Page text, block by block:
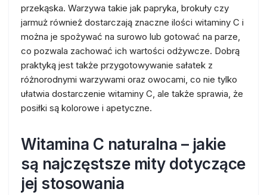
przekąska. Warzywa takie jak papryka, brokuły czy
jarmuż również dostarczają znaczne ilości witaminy C i
można je spożywać na surowo lub gotować na parze,
co pozwala zachować ich wartości odżywcze. Dobrą
praktyką jest także przygotowywanie sałatek z
różnorodnymi warzywami oraz owocami, co nie tylko
ułatwia dostarczenie witaminy C, ale także sprawia, że
posiłki są kolorowe i apetyczne.
Witamina C naturalna – jakie
są najczęstsze mity dotyczące
jej stosowania